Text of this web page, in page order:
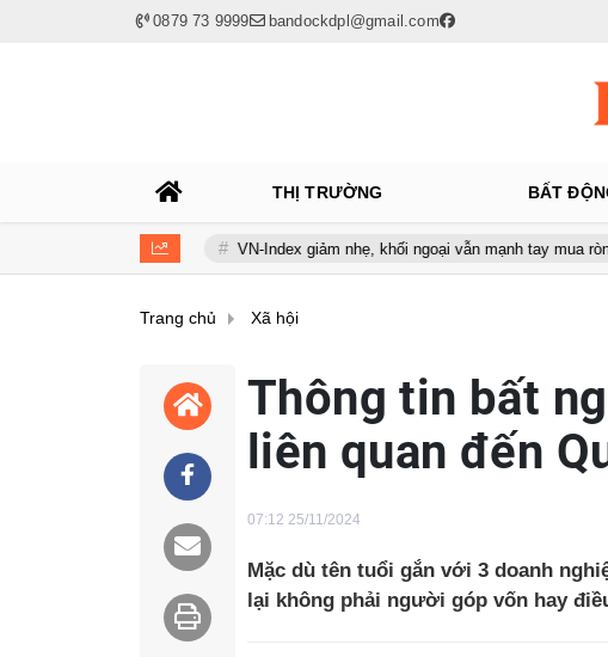
0879 73 9999 bandockdpl@gmail.com
THỊ TRƯỜNG BẤT
VN-Index giảm nhẹ, khối ngoại vẫn mạnh tay mua ròng gần 500 tỷ
Trang chủ Xã hội
Thông tin bất
liên quan đến
07:12 25/11/2024
Mặc dù tên tuổi gắn với 3 doanh
lại không phải người góp vốn hay